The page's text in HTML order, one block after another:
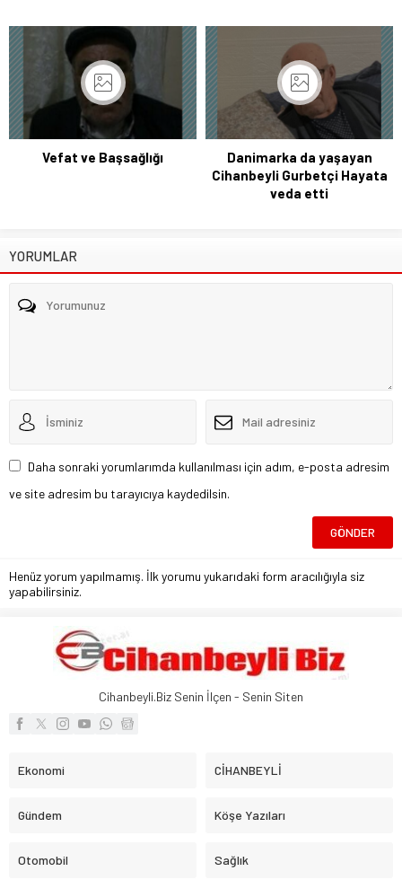
Vefat ve Başsağlığı
Danimarka da yaşayan
Cihanbeyli Gurbetçi Hayata
veda etti
YORUMLAR
Daha sonraki yorumlarımda kullanılması için adım, e-posta adresim
ve site adresim bu tarayıcıya kaydedilsin.
Henüz yorum yapılmamış. İlk yorumu yukarıdaki form aracılığıyla siz
yapabilirsiniz.
Cihanbeyli.Biz Senin İlçen - Senin Siten
Ekonomi CİHANBEYLİ
Gündem Köşe Yazıları
Otomobil Sağlık